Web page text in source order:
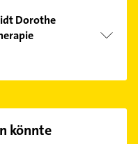
Dorothe
Hier
könnte